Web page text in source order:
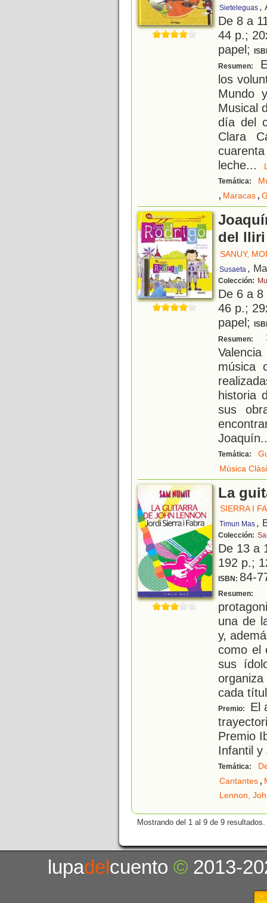
Sieteleguas ,
De 8 a
44 p.;
papel;
Resumen:
los
Mundo
Musical
día del
Clara
leche...
Temática:
, Maracas,
del
SANUY,
Susaeta ,
Colección:
De 6 a
46 p.;
papel;
Resumen:
música
historia
sus
Joaquín
Temática:
Música
La
SIERRA I
Timun Mas ,
Colección:
De 13 a
192 p.;
ISBN: 84-
Resumen:
una de
y,
como el
sus
cada
Premio:
El
Premio
Infantil y
Temática:
Cantantes,
Lennon,
Mostrando del 1 al 9 de 9 resultados.
lupadelcuento© 2013-